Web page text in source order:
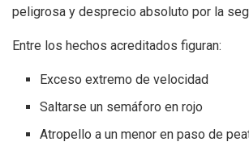
peligrosa y desprecio absoluto por la
Entre los hechos acreditados figuran:
Exceso extremo de velocidad
Saltarse un semáforo en rojo
Atropello a un menor en paso de